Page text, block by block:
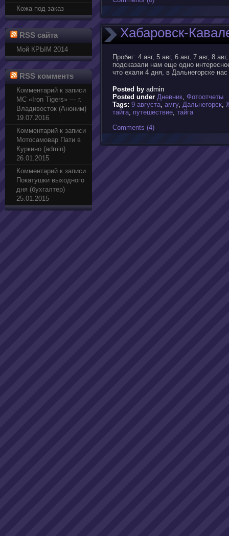
Кожа под заказ
RSS сайта
Мой КРЫМ 2014
RSS комментs
Комментарий к записи
МС «Iron Tigers» — г.
Владивосток (Аноним)
19.07.2016
Комментарий к записи
Мотосамовар Пати в
Куркино (admin)
26.01.2015
Комментарий к записи
Покатушки выходного
дня (бухгалтер)
25.01.2015
Хабаровск-
Пробег: 4 авг, 5 авг, 6 авг, 7 авг, 8
подсказали нам еще одно
что ехали 4 дня, в Дальнегорске
Posted by admin
Posted under Дневник, Фотоотчеты
Tags: 9 августа, амгу, Дальнегорск,
тайга, путешествие, тайга
Comments (4)